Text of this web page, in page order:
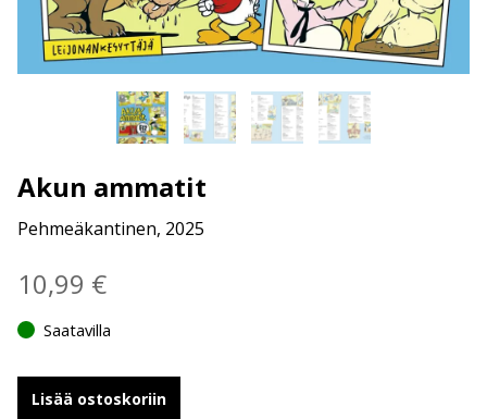
Akun ammatit
Pehmeäkantinen, 2025
10,99 €
Saatavilla
Lisää ostoskoriin